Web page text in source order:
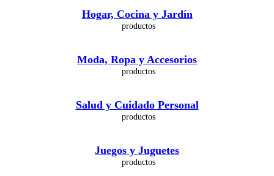
Hogar, Cocina y Jardín
Moda, Ropa y Accesorios
Salud y Cuidado Personal
Juegos y Juguetes